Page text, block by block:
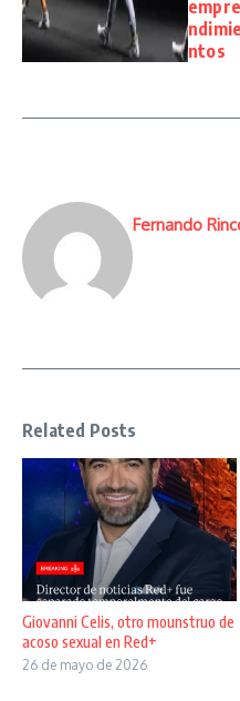
empre
ndimie
ntos
Fernando
Related Posts
Giovanni Celis, otro mounstruo de
acoso sexual en Red+
26 de mayo de 2026